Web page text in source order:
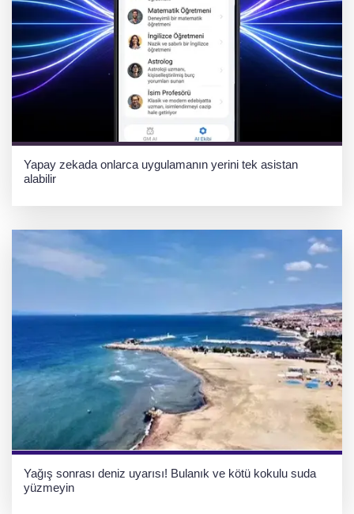
Yapay zekada onlarca uygulamanın yerini tek asistan
alabilir
Yağış sonrası deniz uyarısı! Bulanık ve kötü kokulu suda
yüzmeyin